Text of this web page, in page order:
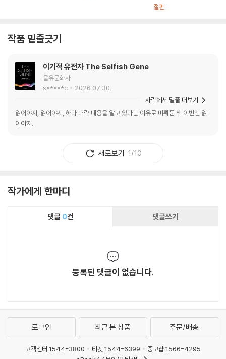
절판
작품 밑줄긋기
이기적 유전자 The Selfish Gene
을유문화사
s*****c
2026.07.30.
읽어야지, 읽어야지, 하다.대략 내용을 알고 있다는 이유로 미뤄둔 책.이번엔 읽
어야지.
사락에서 밑줄 더보기
새로보기 1/10
작가에게 한마디
댓글 0건 댓글쓰기
등록된 댓글이 없습니다.
로그인 최근 본 상품 주문/배송
고객센터 1544-3800 티켓 1544-6399
중고샵 1566-4295